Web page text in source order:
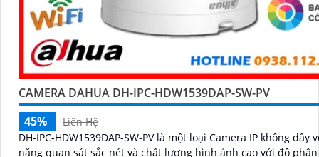
CAMERA DAHUA DH-IPC-HDW1539DAP-SW-PV
45%
Liên Hệ
DH-IPC-HDW1539DAP-SW-PV là một loại Camera IP không dây
năng quan sát sắc nét và chất lượng hình ảnh cao với độ